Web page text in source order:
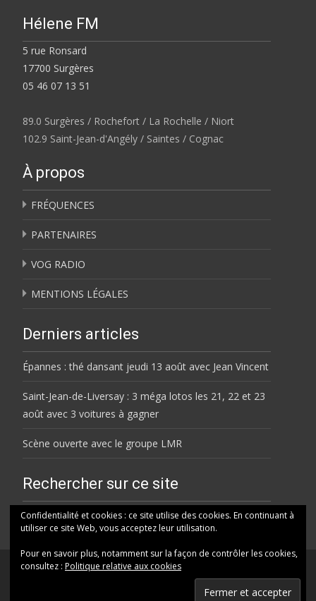
Hélene FM
5 rue Ronsard
17700 Surgères
05 46 07 13 51
89.0 Surgères / Rochefort / La Rochelle / Niort
102.9 Saint-Jean-d'Angély / Saintes / Cognac
À propos
FRÉQUENCES
PARTENAIRES
VOG RADIO
MENTIONS LÉGALES
Derniers articles
Épannes : thé dansant jeudi 13 août avec Jean Vincent
Saint-Jean-de-Liversay : 3 méga lotos les 21, 22 et 23
août avec 3 voitures à gagner
Scène ouverte avec le groupe LMR
Rechercher sur ce site
Rechercher
Confidentialité et cookies : ce site utilise des cookies. En continuant à
utiliser ce site Web, vous acceptez leur utilisation.
Pour en savoir plus, notamment sur la façon de contrôler les cookies,
consultez : Politique relative aux cookies